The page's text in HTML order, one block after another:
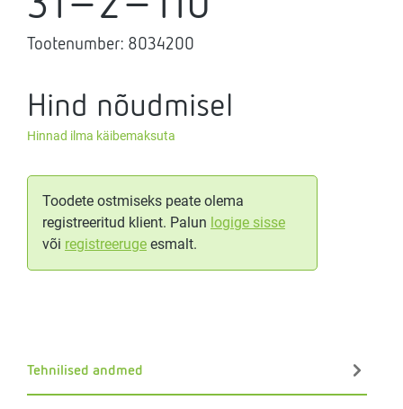
Tootenumber: 8034200
Hind nõudmisel
Hinnad ilma käibemaksuta
Toodete ostmiseks peate olema
registreeritud klient. Palun logige sisse
või registreeruge esmalt.
Tehnilised andmed